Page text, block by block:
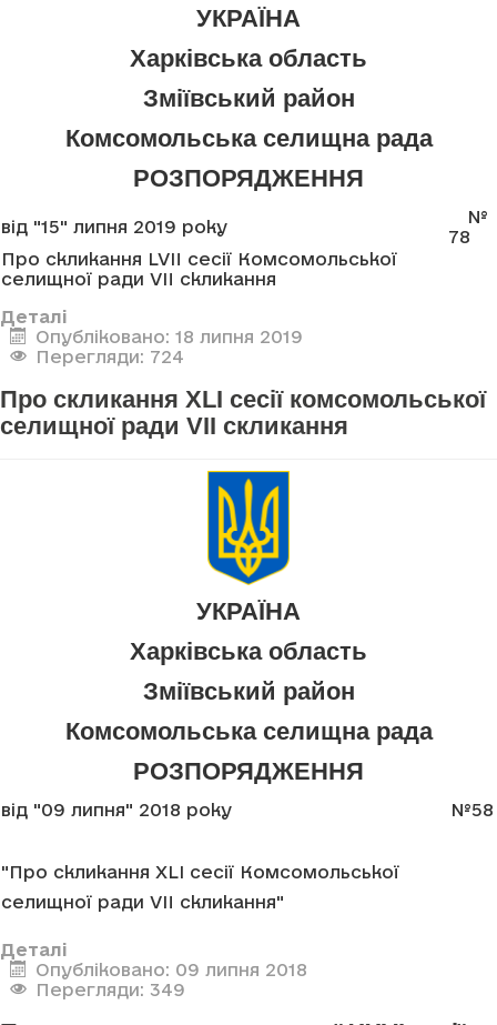
УКРАЇНА
Харківська область
Зміївський район
Комсомольська селищна рада
РОЗПОРЯДЖЕННЯ
від "15" липня 2019 року
№
78
Про скликання LVII сесії Комсомольської
селищної ради VII скликання
Деталі
Опубліковано: 18 липня 2019
Перегляди: 724
Про скликання XLI сесії комсомольської
селищної ради VII скликання
УКРАЇНА
Харківська область
Зміївський район
Комсомольська селищна рада
РОЗПОРЯДЖЕННЯ
від "09 липня" 2018 року №58
"Про скликання XLI сесії Комсомольської
селищної ради VII скликання"
Деталі
Опубліковано: 09 липня 2018
Перегляди: 349